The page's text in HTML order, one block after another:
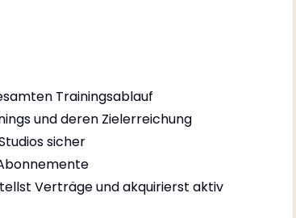
Trainingsablauf
und deren Zielerreichung
sicher
Verträge und akquirierst aktiv